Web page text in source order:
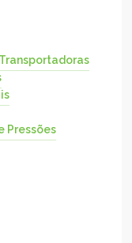
Pressões